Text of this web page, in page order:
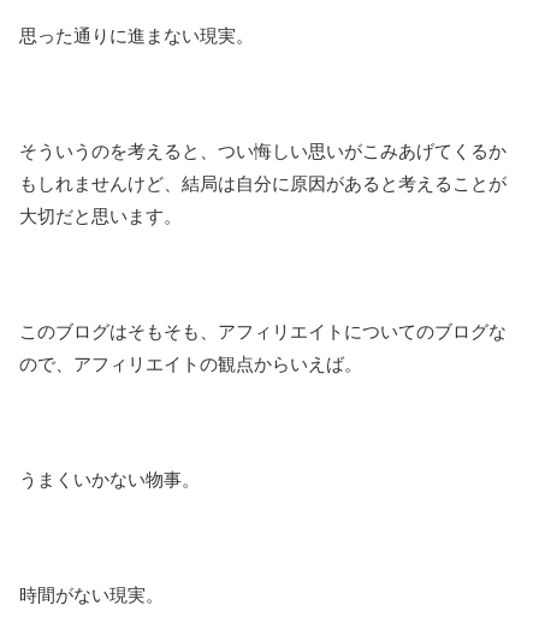
思った通りに進まない現実。
そういうのを考えると、つい悔しい思いがこみあげてくるか
もしれませんけど、結局は自分に原因があると考えることが
大切だと思います。
このブログはそもそも、アフィリエイトについてのブログな
ので、アフィリエイトの観点からいえば。
うまくいかない物事。
時間がない現実。